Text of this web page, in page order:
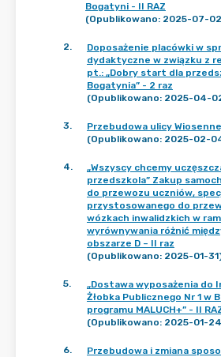
Bogatyni - II RAZ
(Opublikowano: 2025-07-
2.
Doposażenie placówki w
dydaktyczne w związku z
pt.: „Dobry start dla
Bogatynia” - 2 raz
(Opublikowano: 2025-04-
3.
Przebudowa ulicy
(Opublikowano: 2025-02-
4.
„Wszyscy chcemy
przedszkola” Zakup
do przewozu uczniów,
przystosowanego do
wózkach inwalidzkich w
wyrównywania różnić
obszarze D – II raz
(Opublikowano: 2025-01-
5.
„Dostawa wyposażenia do
Żłobka Publicznego Nr 1 w
programu MALUCH+” - II
(Opublikowano: 2025-01-
6.
Przebudowa i zmiana